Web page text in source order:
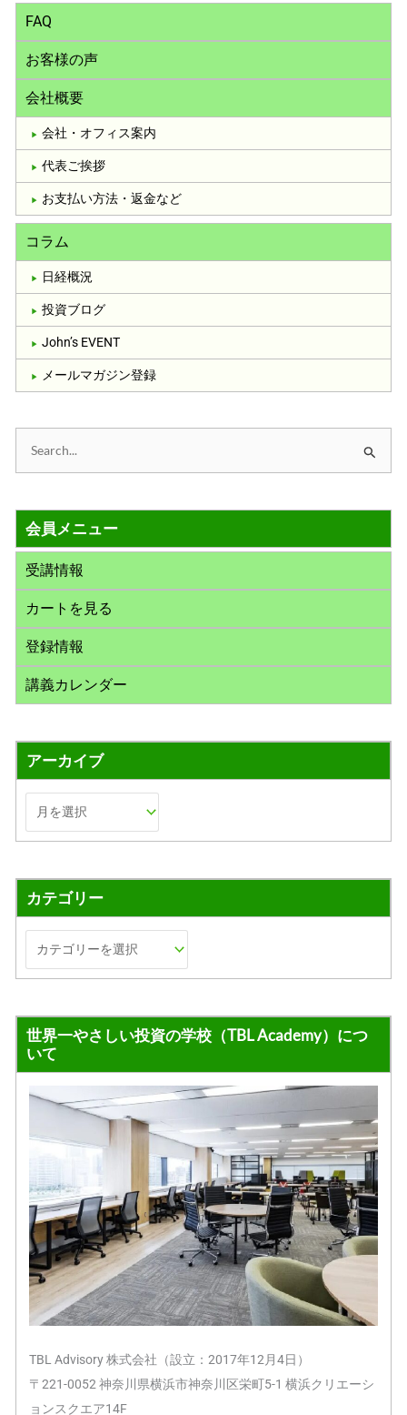
FAQ
お客様の声
会社概要
会社・オフィス案内
代表ご挨拶
お支払い方法・返金など
コラム
日経概況
投資ブログ
John’s EVENT
メールマガジン登録
象
:
会員メニュー
受講情報
カートを見る
登録情報
講義カレンダー
アーカイブ
カテゴリー
世界一やさしい投資の学校（TBL Academy）につ
いて
TBL Advisory 株式会社（設立：2017年12月4日）
〒221-0052 神奈川県横浜市神奈川区栄町5-1 横浜クリエーシ
ョンスクエア14F